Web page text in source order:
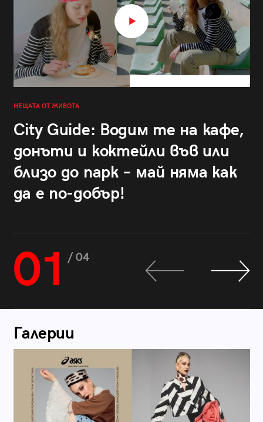
НЕЩАТА ОТ ЖИВОТА
City Guide: Водим те на кафе,
донъти и коктейли във или
близо до парк – май няма как
да е по-добър!
01 / 04
Галерии